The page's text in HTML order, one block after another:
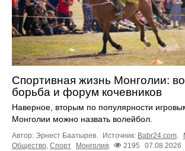
Спортивная жизнь Монголии:
борьба и форум кочевников
Наверное, вторым по популярности
Монголии можно назвать волейбол.
Автор: Эрнест Баатырев. Источник: Babr24.com.
Общество, Спорт Монголия 2195 07.08.2026